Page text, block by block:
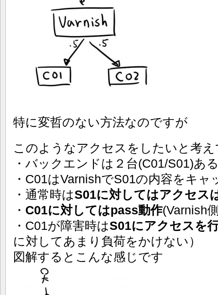
特に変哲のない方法なのですが
このようなアクセスをしたいと考
・バックエンドは２台(C01/S01)あ
・C01はVarnishでS01の内容をキ
・通常時はS01に対してはアクセス
・ C01に対してはpass動作(Varnish
・C01が障害時はS01にアクセスを
に対してあまり負荷をかけない）
図解するとこんな感じです